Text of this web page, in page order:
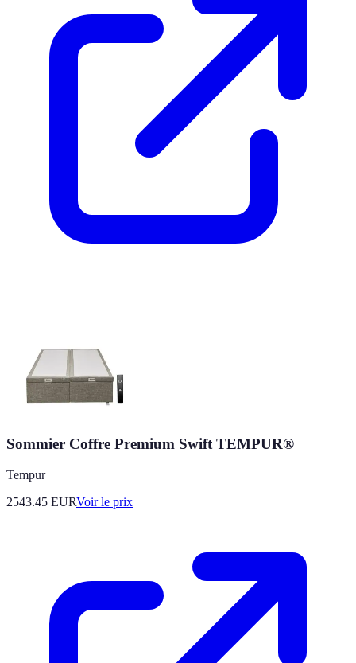
Sommier Coffre Premium Swift TEMPUR®
Tempur
2543.45 EURVoir le prix